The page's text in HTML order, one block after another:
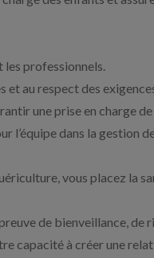
les professionnels.
au respect des
une prise en charge
l’équipe dans la gestion
vous placez la
de bienveillance, de
capacité à créer une